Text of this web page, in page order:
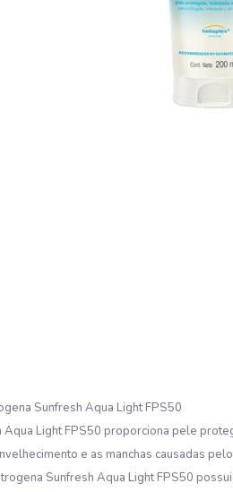
Sunfresh Aqua Light FPS50
Light FPS50 proporciona pele
e as manchas causadas
Sunfresh Aqua Light FPS50